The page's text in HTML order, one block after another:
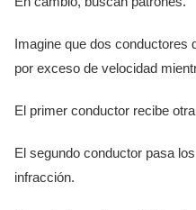
Imagine que dos conductores
por exceso de velocidad
El primer conductor recibe
El segundo conductor pasa
infracción.